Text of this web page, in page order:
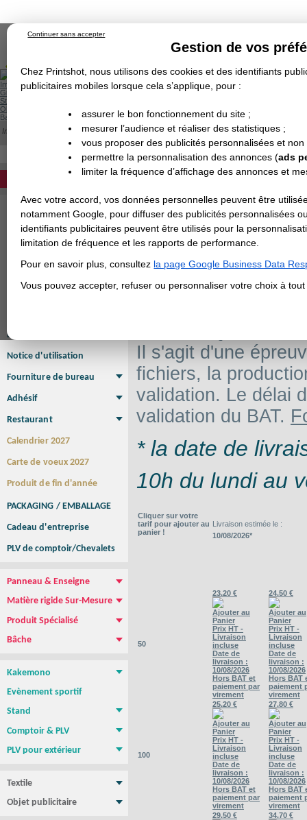
Gestion de vos
Chez Printshot, nous utilisons des cookies et des identifiants
publicitaires mobiles lorsque cela s’applique, pour :
assurer le bon fonctionnement du site ;
mesurer l’audience et réaliser des statistiques ;
vous proposer des publicités personnalisées et
permettre la personnalisation des annonces (ads
limiter la fréquence d’affichage des annonces et
Avec votre accord, vos données personnelles peuvent être
notamment Google, pour diffuser des publicités personnalisées
identifiants publicitaires peuvent être utilisés pour la
limitation de fréquence et les rapports de performance.
Pour en savoir plus, consultez la page Google Business Data
Vous pouvez accepter, refuser ou personnaliser votre choix à
Continuer sans accepter
Impression papier
Grand Format
Stand/PLV
Objet Publicitaire
Banderole & bâche
Demande de devis
DEVIS PERSONNALISÉ
IMPRESSION 24H
Carte Indéchirable
Carte de correspondance
Cartes postales
Marque-pages
Carte de Fidélité
Carte PVC
Carte & faire-part
Flyer & Dépliant
Brochure/Catalogue
Notice d'utilisation
Fourniture de bureau
Adhésif
Restaurant
Calendrier 2027
Carte de voeux 2027
Produit de fin d'année
PACKAGING / EMBALLAGE
Cadeau d'entreprise
PLV de comptoir/Chevalets
Panneau & Enseigne
Matière rigide Sur-Mesure
Produit Spécialisé
Bâche
Kakemono
Evènement sportif
Stand
Comptoir & PLV
PLV pour extérieur
Textile
Objet publicitaire
Impression en ligne Impression Flyer > 10x20 - 135g couché brillant (économique) -
- 10X20 - 135G COUCHÉ BRILLANT
Finition
Il s'agit d'une
fichiers, la
validation. Le délai
validation du BAT.
* la date de
10h du lundi au
Cliquer sur votre
tarif pour ajouter au
panier !
Livraison estimée le :
10/08/2026*
50
23.20 €
Ajouter au
Panier
Prix HT -
Livraison
incluse
Date de
livraison :
10/08/2026
Hors BAT et
paiement par
virement
24.50 €
Ajouter au
Panier
Prix HT -
Livraison
incluse
Date de
livraison :
10/08/2026
Hors BAT
paiement
virement
100
25.20 €
Ajouter au
Panier
Prix HT -
Livraison
incluse
Date de
livraison :
10/08/2026
Hors BAT et
paiement par
virement
27.80 €
Ajouter au
Panier
Prix HT -
Livraison
incluse
Date de
livraison :
10/08/2026
Hors BAT
paiement
virement
29.50 € 34.70 €